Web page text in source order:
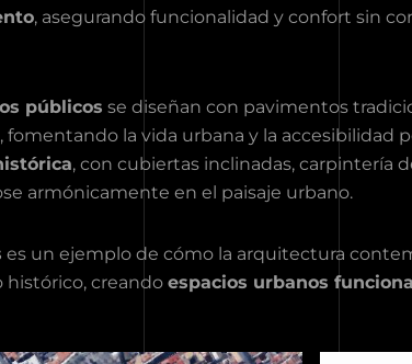
, asegurando funcionalidad y confort sin
públicos se diseñan con pavimentos
fomentando la vida urbana y la accesibilidad
, con cubiertas inclinadas, carpintería
armónicamente en el paisaje urbano.
es un ejemplo de cómo la arquitectura
histórico, creando espacios urbanos